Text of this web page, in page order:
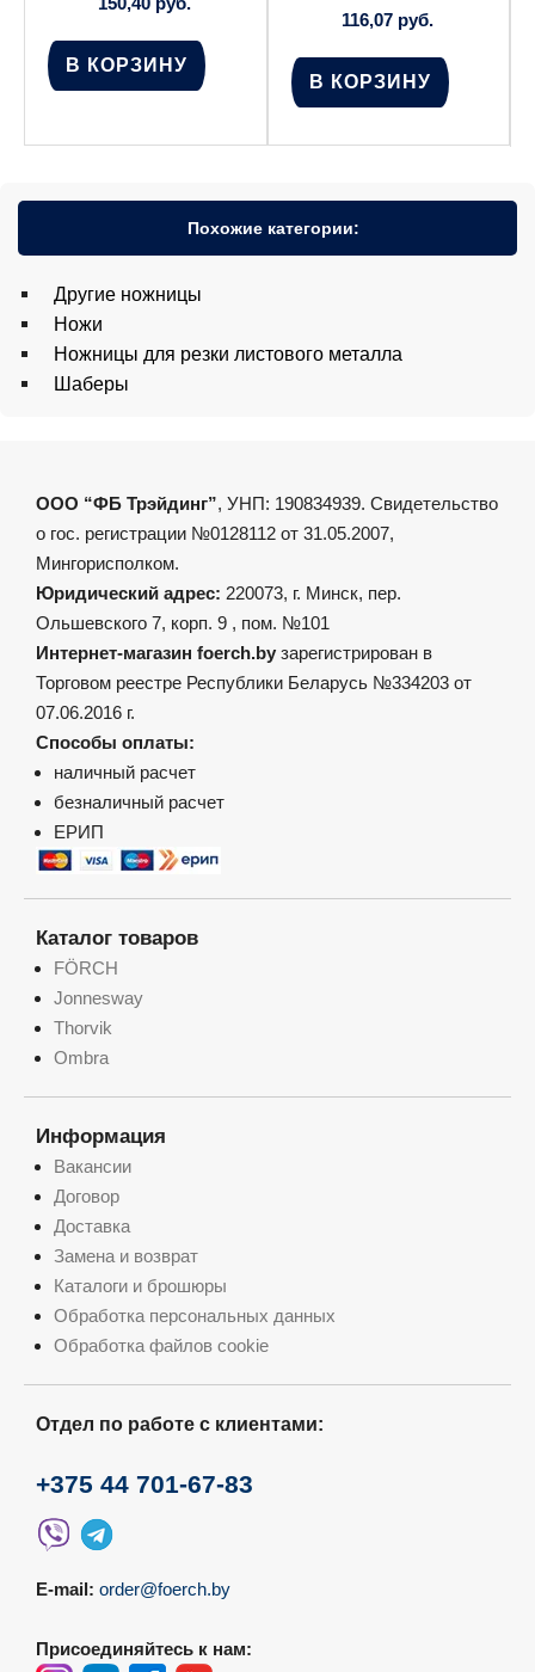
В КОРЗИНУ
116,07 руб.
В КОРЗИНУ
Похожие категории:
Другие ножницы
Ножи
Ножницы для резки листового металла
Шаберы
ООО “ФБ Трэйдинг”, УНП: 190834939. Свидетельство
о гос. регистрации №0128112 от 31.05.2007,
Мингорисполком.
Юридический адрес: 220073, г. Минск, пер.
Ольшевского 7, корп. 9 , пом. №101
Интернет-магазин foerch.by зарегистрирован в
Торговом реестре Республики Беларусь №334203 от
07.06.2016 г.
Способы оплаты:
наличный расчет
безналичный расчет
ЕРИП
Каталог товаров
FÖRCH
Jonnesway
Thorvik
Ombra
Информация
Вакансии
Договор
Доставка
Замена и возврат
Каталоги и брошюры
Обработка персональных данных
Обработка файлов cookie
Отдел по работе с клиентами:
+375 44 701-67-83
E-mail: order@foerch.by
Присоединяйтесь к нам: